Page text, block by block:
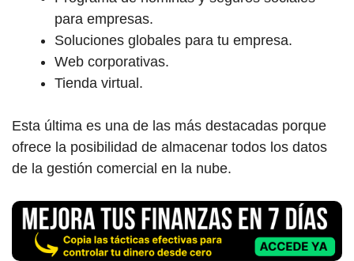
para empresas.
Soluciones globales para tu empresa.
Web corporativas.
Tienda virtual.
Esta última es una de las más destacadas porque
ofrece la posibilidad de almacenar todos los datos
de la gestión comercial en la nube.